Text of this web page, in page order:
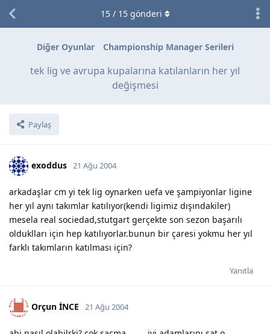
Diğer Oyunlar Championship Manager Serileri
tek lig ve avrupa kupalarına katılanların her yıl
değişmesi
Paylaş
15/ 15gönderi
exoddus 21 Ağu 2004
arkadaşlar cm yi tek lig oynarken uefa ve şampiyonlar ligine
her yıl aynı takımlar katılıyor(kendi ligimiz dışındakiler)
mesela real sociedad,stutgart gerçekte son sezon başarılı
olduklları için hep katılıyorlar.bunun bir çaresi yokmu her yıl
farklı takımların katılması için?
Yanıtla
Orçun İNCE 21 Ağu 2004